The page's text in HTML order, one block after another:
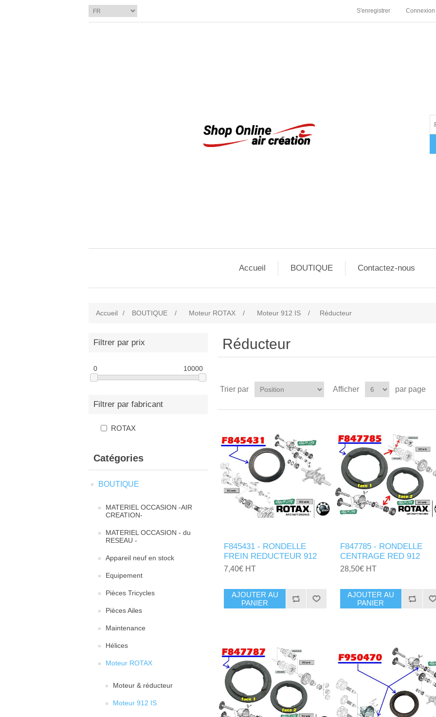
S'enregistrer Connexion
Accueil BOUTIQUE Contactez-nous
Accueil / BOUTIQUE / Moteur ROTAX / Moteur 912 IS / Réducteur
Filtrer par prix
0 10000
Filtrer par fabricant
ROTAX
Catégories
BOUTIQUE
MATERIEL OCCASION -AIR
CREATION-
MATERIEL OCCASION - du
RESEAU -
Appareil neuf en stock
Equipement
Pièces Tricycles
Pièces Ailes
Maintenance
Hélices
Moteur ROTAX
Moteur & réducteur
Moteur 912 IS
Réducteur
Trier par Afficher par page
F845431 - RONDELLE
FREIN REDUCTEUR 912
7,40€ HT
AJOUTER AU
PANIER
F847785 - RONDELLE
CENTRAGE RED 912
28,50€ HT
AJOUTER AU
PANIER